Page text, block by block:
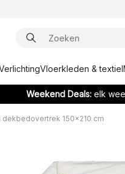
Vloerkleden & textiel
Weekend Deals: elk
dekbedovertrek 150x210 cm